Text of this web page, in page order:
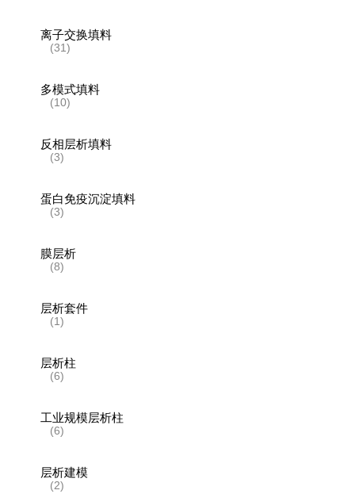
离子交换填料
(31)
多模式填料
(10)
反相层析填料
(3)
蛋白免疫沉淀填料
(3)
膜层析
(8)
层析套件
(1)
层析柱
(6)
工业规模层析柱
(6)
层析建模
(2)